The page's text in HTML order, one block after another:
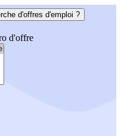
d'offres d'emploi ?
d'offre